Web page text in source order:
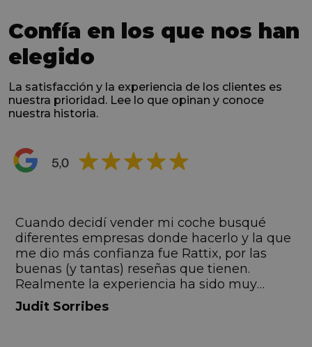
Confía en los que nos han
elegido
La satisfacción y la experiencia de los clientes es
nuestra prioridad. Lee lo que opinan y conoce
nuestra historia.
Cuando decidí vender mi coche busqué
diferentes empresas donde hacerlo y la que
me dio más confianza fue Rattix, por las
buenas (y tantas) reseñas que tienen.
Realmente la experiencia ha sido muy
buena, Carolina ha sido siempre muy atenta
y profesional. Finalmente mi hermana se
Judit Sorribes